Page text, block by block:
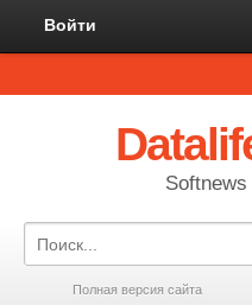
Войти
Полная версия сайта